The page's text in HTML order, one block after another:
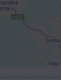
- súhlas s druhom